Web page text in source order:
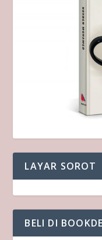
LAYAR SOROT
BELI DI